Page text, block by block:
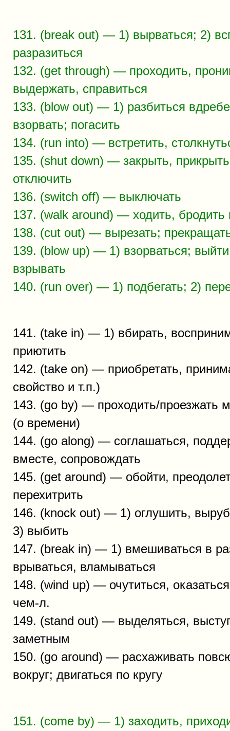
131. (break out) — 1) вырваться; 2)
разразиться
132. (get through) — проходить,
выдержать, справиться
133. (blow out) — 1) разбиться
взорвать; погасить
134. (run into) — встретить,
135. (shut down) — закрыть,
отключить
136. (switch off) — выключать
137. (walk around) — ходить, бродить
138. (cut out) — вырезать;
139. (blow up) — 1) взорваться;
взрывать
140. (run over) — 1) подбегать; 2)
141. (take in) — 1) вбирать,
приютить
142. (take on) — приобретать,
свойство и т.п.)
143. (go by) — проходить/проезжать
(о времени)
144. (go along) — соглашаться,
вместе, сопровождать
145. (get around) — обойти,
перехитрить
146. (knock out) — 1) оглушить,
3) выбить
147. (break in) — 1) вмешиваться в
врываться, вламываться
148. (wind up) — очутиться,
чем-л.
149. (stand out) — выделяться,
заметным
150. (go around) — расхаживать
вокруг; двигаться по кругу
151. (come by) — 1) заходить,